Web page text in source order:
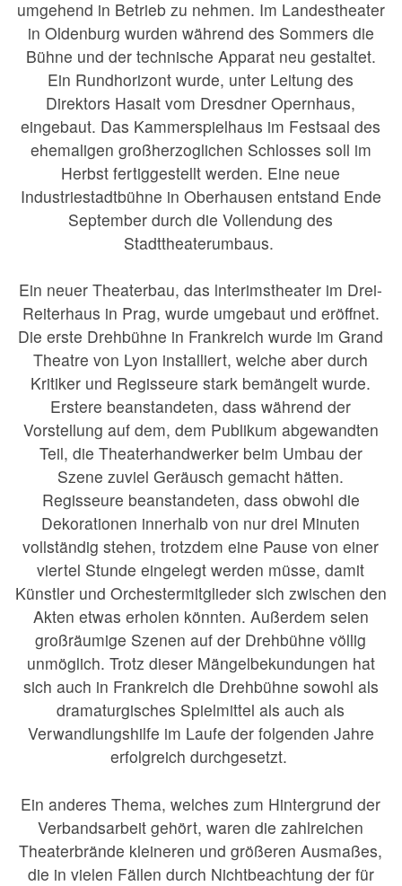
umgehend in Betrieb zu nehmen. Im Landestheater
in Oldenburg wurden während des Sommers die
Bühne und der technische Apparat neu gestaltet.
Ein Rundhorizont wurde, unter Leitung des
Direktors Hasait vom Dresdner Opernhaus,
eingebaut. Das Kammerspielhaus im Festsaal des
ehemaligen großherzoglichen Schlosses soll im
Herbst fertiggestellt werden. Eine neue
Industriestadtbühne in Oberhausen entstand Ende
September durch die Vollendung des
Stadttheaterumbaus.
Ein neuer Theaterbau, das lnterimstheater im Drei-
Reiterhaus in Prag, wurde umgebaut und eröffnet.
Die erste Drehbühne in Frankreich wurde im Grand
Theatre von Lyon installiert, welche aber durch
Kritiker und Regisseure stark bemängelt wurde.
Erstere beanstandeten, dass während der
Vorstellung auf dem, dem Publikum abgewandten
Teil, die Theaterhandwerker beim Umbau der
Szene zuviel Geräusch gemacht hätten.
Regisseure beanstandeten, dass obwohl die
Dekorationen innerhalb von nur drei Minuten
vollständig stehen, trotzdem eine Pause von einer
viertel Stunde eingelegt werden müsse, damit
Künstler und Orchestermitglieder sich zwischen den
Akten etwas erholen könnten. Außerdem seien
großräumige Szenen auf der Drehbühne völlig
unmöglich. Trotz dieser Mängelbekundungen hat
sich auch in Frankreich die Drehbühne sowohl als
dramaturgisches Spielmittel als auch als
Verwandlungshilfe im Laufe der folgenden Jahre
erfolgreich durchgesetzt.
Ein anderes Thema, welches zum Hintergrund der
Verbandsarbeit gehört, waren die zahlreichen
Theaterbrände kleineren und größeren Ausmaßes,
die in vielen Fällen durch Nichtbeachtung der für